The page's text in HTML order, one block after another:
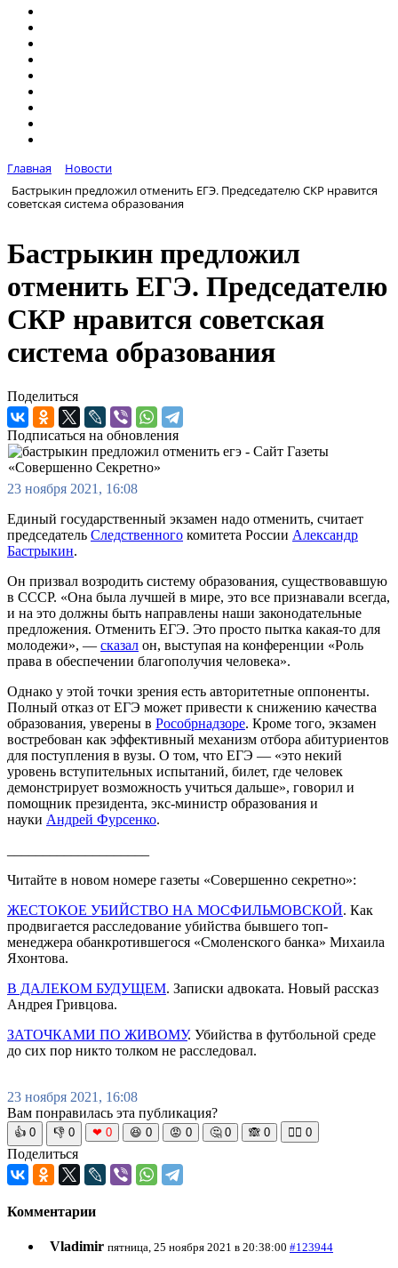
Главная
Новости
Бастрыкин предложил отменить ЕГЭ. Председателю СКР нравится
советская система образования
Бастрыкин предложил
отменить ЕГЭ. Председателю
СКР нравится советская
система образования
Поделиться
Подписаться на обновления
23 ноября 2021, 16:08
Единый государственный экзамен надо отменить, считает
председатель Следственного комитета России Александр
Бастрыкин.
Он призвал возродить систему образования, существовавшую
в СССР. «Она была лучшей в мире, это все признавали всегда,
и на это должны быть направлены наши законодательные
предложения. Отменить ЕГЭ. Это просто пытка какая-то для
молодежи», — сказал он, выступая на конференции «Роль
права в обеспечении благополучия человека».
Однако у этой точки зрения есть авторитетные оппоненты.
Полный отказ от ЕГЭ может привести к снижению качества
образования, уверены в Рособрнадзоре. Кроме того, экзамен
востребован как эффективный механизм отбора абитуриентов
для поступления в вузы. О том, что ЕГЭ — «это некий
уровень вступительных испытаний, билет, где человек
демонстрирует возможность учиться дальше», говорил и
помощник президента, экс-министр образования и
науки Андрей Фурсенко.
Читайте в новом номере газеты «Совершенно секретно»:
ЖЕСТОКОЕ УБИЙСТВО НА МОСФИЛЬМОВСКОЙ. Как
продвигается расследование убийства бывшего топ-
менеджера обанкротившегося «Смоленского банка» Михаила
Яхонтова.
В ДАЛЕКОМ БУДУЩЕМ. Записки адвоката. Новый рассказ
Андрея Гривцова.
ЗАТОЧКАМИ ПО ЖИВОМУ. Убийства в футбольной среде
до сих пор никто толком не расследовал.
23 ноября 2021, 16:08
Вам понравилась эта публикация?
👍 0 👎 0 ❤ 0 😆 0 😡 0 🤔 0 🙈 0 🧘‍♀️ 0
Поделиться
Комментарии
Vladimir пятница, 25 ноября 2021 в 20:38:00 #123944